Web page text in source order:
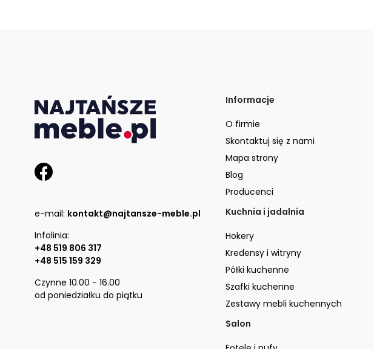
e-mail: kontakt@najtansze-meble.pl
Infolinia:
+48 519 806 317
+48 515 159 329
Czynne 10.00 - 16.00
od poniedziałku do piątku
Informacje
O firmie
Skontaktuj się z nami
Mapa strony
Blog
Producenci
Kuchnia i jadalnia
Hokery
Kredensy i witryny
Półki kuchenne
Szafki kuchenne
Zestawy mebli kuchennych
Salon